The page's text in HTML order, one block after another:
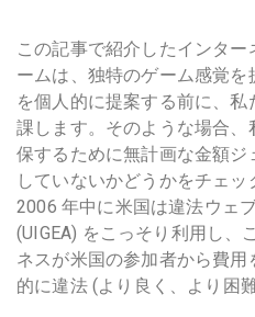
この記事で紹介したインタ
ームは、独特のゲーム感覚
を個人的に提案する前に、
課します。そのような場合
保するために無計画な金額ジ
していないかどうかをチェッ
2006 年中に米国は違法ウェ
(UIGEA) をこっそり利用し、
ネスが米国の参加者から費
的に違法 (より良く、より困